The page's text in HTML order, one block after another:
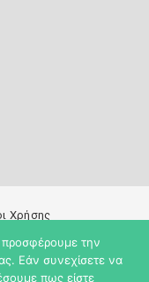
Χρήσης
A.E.
προσφέρουμε την
Εάν συνεχίσετε να
πως είστε